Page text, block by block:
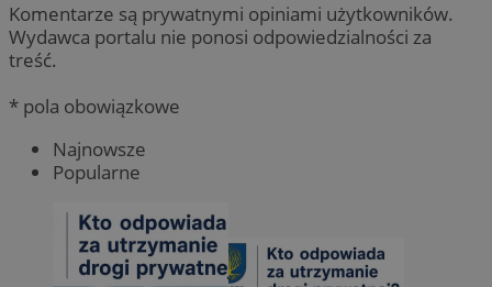
Komentarze są prywatnymi opiniami użytkowników.
Wydawca portalu nie ponosi odpowiedzialności za
treść.
* pola obowiązkowe
Najnowsze
Popularne